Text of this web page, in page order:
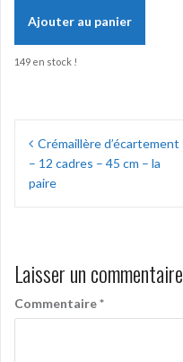
Ajouter au panier
149 en stock !
Navigation
de
l’article
Crémaillère d’écartement
– 12 cadres – 45 cm – la
paire
Laisser un commentaire
Commentaire*